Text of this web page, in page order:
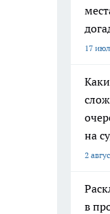
17
на
2
в